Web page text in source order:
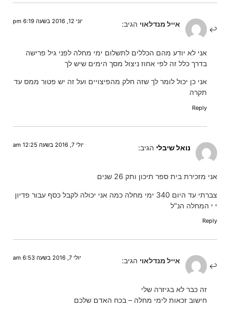
אייל מנדלאוי הגיב: יוני 12, 2016 בשעה 6:19 pm
אני לא יודע מהם הכללים לתשלום ימי מחלה לפני גיל פרישה
בדרך כלל זה לפי אחוז ניצול מסך הימים שיש לך
אני כן יכול לומר לך שזה חלק מהפיצויים ועל זה יש פטור ממס עד
תקרה
Reply
נואל שיבלי הגיב: יולי 7, 2016 בשעה 12:25 am
אני מזכירת בית ספר תיכון ותק 26 שנים
צברתי עד היום 340 ימי מחלה כמה אני יכולה לקבל כסף עבור פדיון
י י המחלה הנ"ל
Reply
אייל מנדלאוי הגיב: יולי 7, 2016 בשעה 6:53 am
זה כבר לא בגיזרה שלי
חישוב זכאות לימי מחלה – בכח האדם שלכם